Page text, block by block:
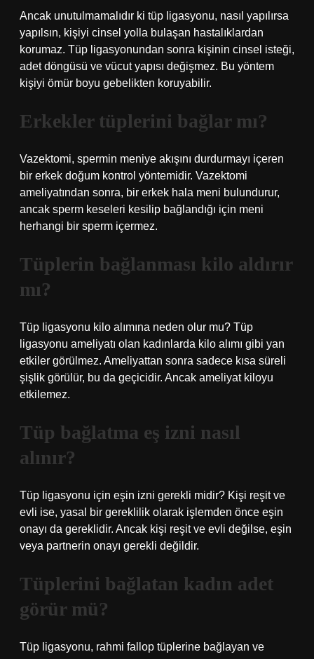
Ancak unutulmamalıdır ki tüp ligasyonu, nasıl yapılırsa
yapılsın, kişiyi cinsel yolla bulaşan hastalıklardan
korumaz. Tüp ligasyonundan sonra kişinin cinsel isteği,
adet döngüsü ve vücut yapısı değişmez. Bu yöntem
kişiyi ömür boyu gebelikten koruyabilir.
Erkekler tüplerini bağlar mı?
Vazektomi, spermin meniye akışını durdurmayı içeren
bir erkek doğum kontrol yöntemidir. Vazektomi
ameliyatından sonra, bir erkek hala meni bulundurur,
ancak sperm keseleri kesilip bağlandığı için meni
herhangi bir sperm içermez.
Tüplerin bağlanması kilo aldırır
mı?
Tüp ligasyonu kilo alımına neden olur mu? Tüp
ligasyonu ameliyatı olan kadınlarda kilo alımı gibi yan
etkiler görülmez. Ameliyattan sonra sadece kısa süreli
şişlik görülür, bu da geçicidir. Ancak ameliyat kiloyu
etkilemez.
Tüp bağlatma eş izni nasıl
alınır?
Tüp ligasyonu için eşin izni gerekli midir? Kişi reşit ve
evli ise, yasal bir gereklilik olarak işlemden önce eşin
onayı da gereklidir. Ancak kişi reşit ve evli değilse, eşin
veya partnerin onayı gerekli değildir.
Tüplerini bağlatan kadın adet
görür mü?
Tüp ligasyonu, rahmi fallop tüplerine bağlayan ve